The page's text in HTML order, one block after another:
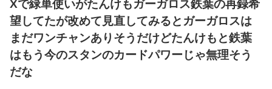
Xで緑単使いがたんけもガーガロス鉄葉の再録希
望してたが改めて見直してみるとガーガロスは
まだワンチャンありそうだけどたんけもと鉄葉
はもう今のスタンのカードパワーじゃ無理そう
だな